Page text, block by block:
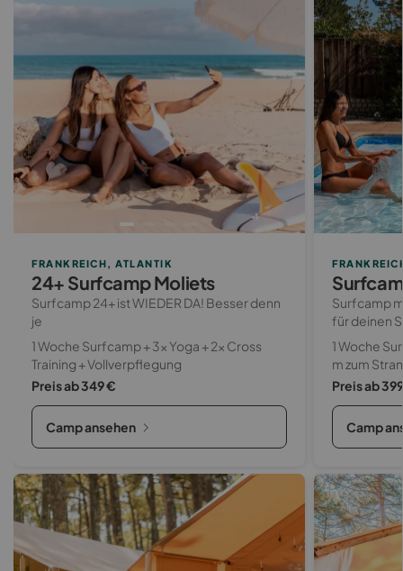
24+ Surfcamp Moliets
FRANKREICH, ATLANTIK
Surfcamp 24+ ist WIEDER DA! Besser denn
je
1 Woche Surfcamp + 3x Yoga + 2x Cross
Training + Vollverpflegung
Preis ab 349 €
Camp ansehen
Surfcamp
für deinen
1 Woche
m zum
Preis ab
Camp